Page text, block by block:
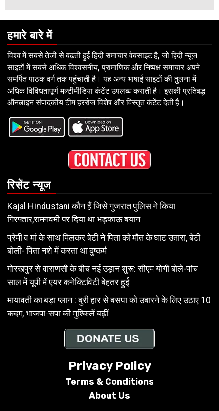
हमारे बारे में
विश्व में सबसे तेजी से बढ़ती हुई हिंदी समाचार वेबसाइट है, जो हिंदी न्यूज
साइटों में सबसे अधिक विश्वसनीय, प्रामाणिक और निष्पक्ष समाचार अपने
समर्पित पाठक वर्ग तक पहुंचाती है। यह अन्य भाषाई साइटों की तुलना में
अधिक विविधतापूर्ण मल्टीमीडिया कंटेंट उपलब्ध कराती है। इसकी प्रतिबद्ध
ऑनलाइन संपादकीय टीम हररोज विशेष और विस्तृत कंटेंट देती है।
रिसेंट न्यूज
Kajal Hindustani कौन हैं जिसे गुजरात पुलिस ने किया
गिरफ्तार,रामनवमी पर दिया था भड़काऊ बयान
प्रेमी व मां के साथ मिलकर बेटी ने पिता को मौत के घाट उतारा, बेटी
बोली- पिता नशे में करता था दुष्कर्म
गोरखपुर से वाराणसी के बीच नई उड़ान शुरू: सीएम योगी बोले-पांच
साल में यूपी में एयर कनेक्टिविटी बेहतर हुई
मायावती का बड़ा प्लान : बुरी हार से बसपा को उबारने के लिए उठाए 10
कदम, भाजपा-सपा की मुश्किलें बढ़ीं
Privacy Policy
Terms & Conditions
About Us